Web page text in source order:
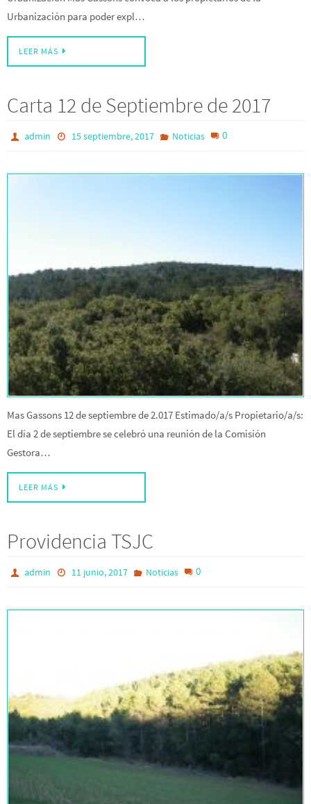
Urbanización para poder expl…
LEER MÁS
Carta 12 de Septiembre de 2017
admin 15 septiembre, 2017 Noticias 0
Mas Gassons 12 de septiembre de 2.017 Estimado/a/s Propietario/a/s:
El día 2 de septiembre se celebró una reunión de la Comisión
Gestora…
LEER MÁS
Providencia TSJC
admin 11 junio, 2017 Noticias 0